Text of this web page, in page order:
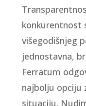
konkurentnost
višegodišnjeg
jednostavna,
Ferratum
najbolju opciju
situaciju.